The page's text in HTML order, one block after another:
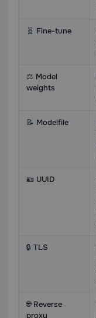
🧬 Fine-tune
⚖️ Model
weights
📝 Modelfile
🪪 UUID
🔒 TLS
🌐 Reverse
proxy